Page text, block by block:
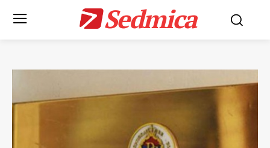
Sedmica